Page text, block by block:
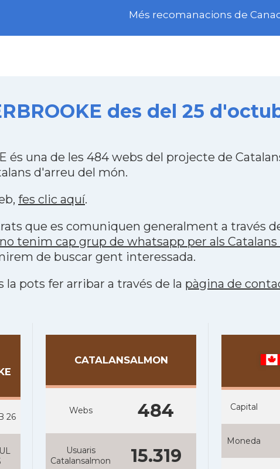
Més recomanacions de
des del 25
és una de les 484 webs del projecte de
d'arreu del món.
fes clic aquí.
que es comuniquen generalment a través
tenim cap grup de whatsapp per als Catalans
de buscar gent interessada.
la pots fer arribar a través de la pàgina de
26
CATALANSALMON
Webs 484
Usuaris
Catalansalmon
15.319
Capital
Moneda